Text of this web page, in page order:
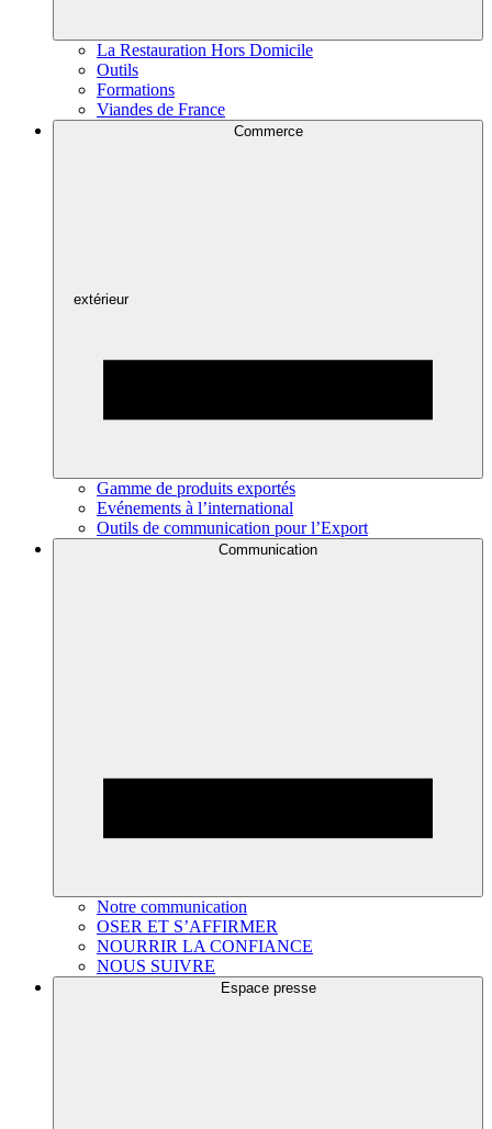
La Restauration Hors Domicile
Outils
Formations
Viandes de France
Commerce
extérieur
Gamme de produits exportés
Evénements à l’international
Outils de communication pour l’Export
Communication
Notre communication
OSER ET S’AFFIRMER
NOURRIR LA CONFIANCE
NOUS SUIVRE
Espace presse